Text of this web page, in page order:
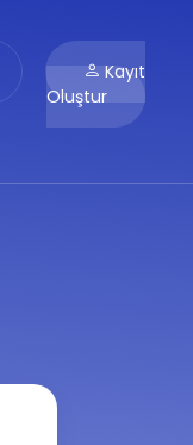
Kayıt
Oluştur